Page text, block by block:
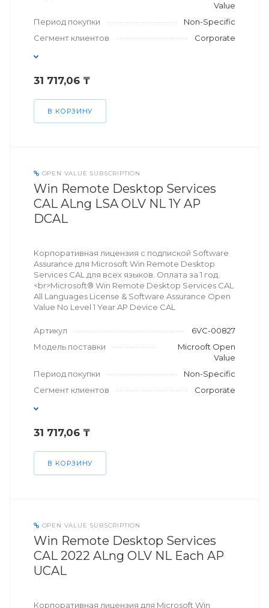
Value
Период покупки
Non-Specific
Сегмент клиентов
Corporate
31 717,06 ₸
В КОРЗИНУ
OPEN VALUE SUBSCRIPTION
Win Remote Desktop Services
CAL ALng LSA OLV NL 1Y AP
DCAL
Корпоративная лицензия с подпиской Software
Assurance для Microsoft Win Remote Desktop
Services CAL для всех языков. Оплата за 1 год.
<br>Microsoft® Win Remote Desktop Services CAL
All Languages License & Software Assurance Open
Value No Level 1 Year AP Device CAL
Артикул
6VC-00827
Модель поставки
Microoft Open
Value
Период покупки
Non-Specific
Сегмент клиентов
Corporate
31 717,06 ₸
В КОРЗИНУ
OPEN VALUE SUBSCRIPTION
Win Remote Desktop Services
CAL 2022 ALng OLV NL Each AP
UCAL
Корпоративная лицензия для Microsoft Win